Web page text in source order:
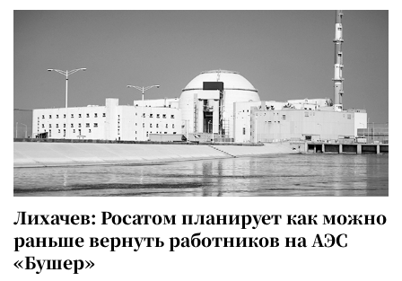
Лихачев: Росатом планирует как можно
раньше вернуть работников на АЭС
«Бушер»